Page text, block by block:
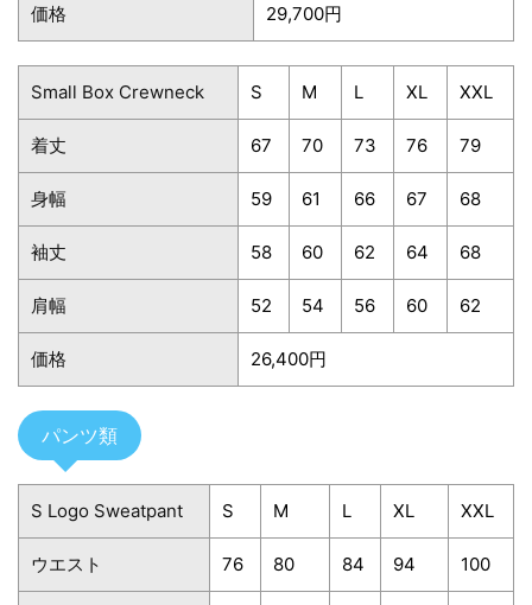
価格 29,700円
Small Box Crewneck S M L XL XXL
着丈 67 70 73 76 79
身幅 59 61 66 67 68
袖丈 58 60 62 64 68
肩幅 52 54 56 60 62
価格 26,400円
パンツ類
S Logo Sweatpant S M L XL XXL
ウエスト 76 80 84 94 100